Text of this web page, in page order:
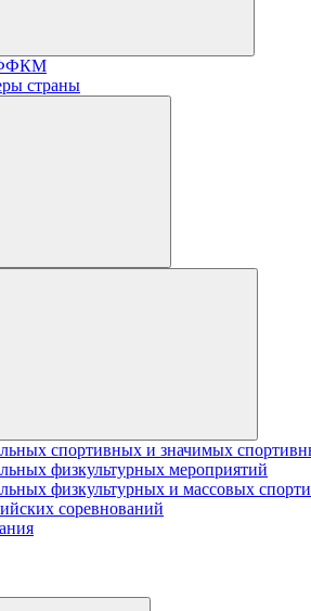
ФФКМ
страны
спортивных и значимых
физкультурных мероприятий
физкультурных и массовых
соревнований